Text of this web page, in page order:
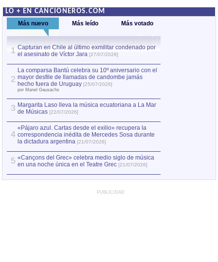
LO + EN CANCIONEROS.COM
Más nuevo Más leído Más votado
1 Capturan en Chile al último exmilitar condenado por
el asesinato de Víctor Jara [27/07/2026]
2
La comparsa Bantú celebra su 10º aniversario con el
mayor desfile de llamadas de candombe jamás
hecho fuera de Uruguay [25/07/2026]
por Manel Gausachs
3 Margarita Laso lleva la música ecuatoriana a La Mar
de Músicas [22/07/2026]
4
«Pájaro azul. Cartas desde el exilio» recupera la
correspondencia inédita de Mercedes Sosa durante
la dictadura argentina [21/07/2026]
5 «Cançons del Grec» celebra medio siglo de música
en una noche única en el Teatre Grec [21/07/2026]
PUBLICIDAD